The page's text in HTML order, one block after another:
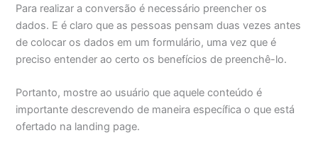
Para realizar a conversão é necessário preencher os
dados. E é claro que as pessoas pensam duas vezes antes
de colocar os dados em um formulário, uma vez que é
preciso entender ao certo os benefícios de preenchê-lo.
Portanto, mostre ao usuário que aquele conteúdo é
importante descrevendo de maneira específica o que está
ofertado na landing page.